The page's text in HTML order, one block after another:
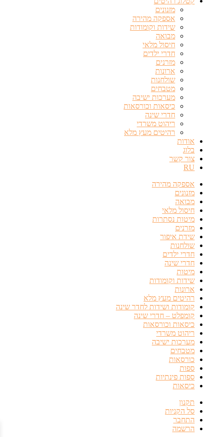
מזנונים
אספקה מהירה
שידות וקומודות
מבואה
חיסול מלאי
חדרי ילדים
מזרנים
ארונות
שולחנות
מטבחים
מערכות ישיבה
כיסאות וכורסאות
חדרי שינה
ריהוט משרדי
רהיטים מעץ מלא
אודות
בלוג
צור קשר
RU
אספקה מהירה
מזנונים
מבואה
חיסול מלאי
מיטות נסתרות
מזרנים
שידת איפור
שולחנות
חדרי ילדים
חדרי שינה
מיטות
שידות וקומודות
ארונות
רהיטים מעץ מלא
קומודות ושידות לחדר שינה
קומפלט – חדרי שינה
כיסאות וכורסאות
ריהוט משרדי
מערכות ישיבה
מטבחים
כורסאות
ספות
ספות פינתיות
כיסאות
תקנון
סל הקניות
התחבר
הרשמה